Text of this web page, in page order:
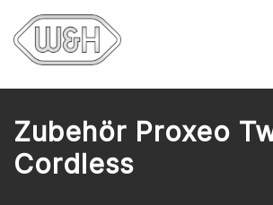
Zubehör Proxeo
Cordless